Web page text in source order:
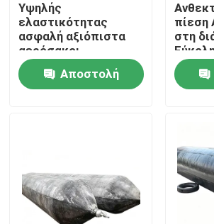
Προϊόντα
Βίντεο
Υψηλής
ελαστικότητας
ασφαλή αξιόπιστα
αερόσακοι
εκτόξευσης πλοίων
για ευρείες
θαλάσσιες
Αποστολή
πίεση
στη